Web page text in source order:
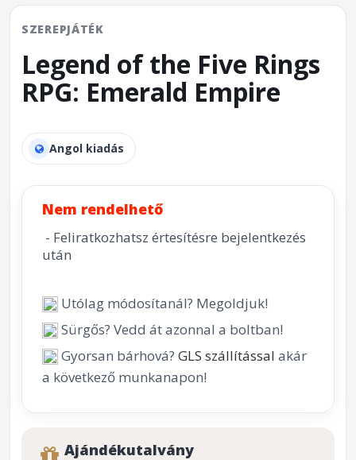
SZEREPJÁTÉK
Legend of the Five Rings
RPG: Emerald Empire
Angol kiadás
Nem rendelhető
- Feliratkozhatsz értesítésre bejelentkezés
után
Utólag módosítanál? Megoldjuk!
Sürgős? Vedd át azonnal a boltban!
Gyorsan bárhová? GLS szállítással akár
a következő munkanapon!
Ajándékutalvány